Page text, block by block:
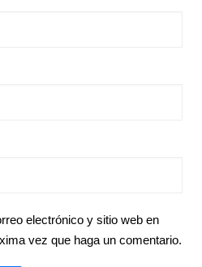
electrónico y sitio web en
vez que haga un comentario.